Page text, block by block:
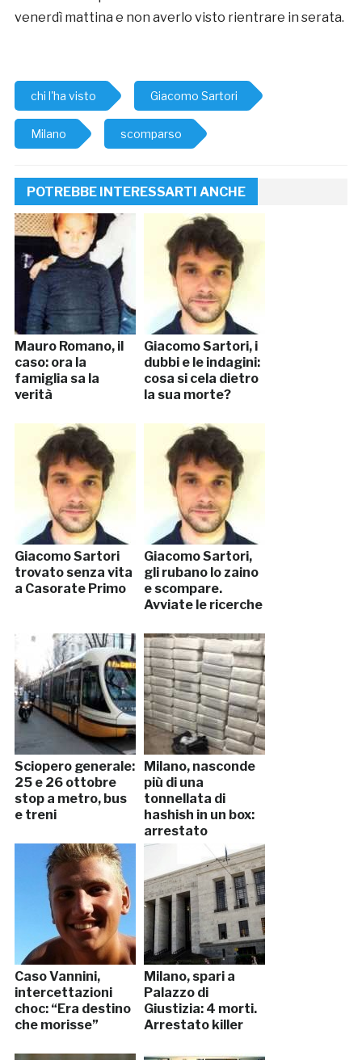
venerdì mattina e non averlo visto rientrare in serata.
chi l'ha visto Giacomo Sartori
Milano scomparso
POTREBBE INTERESSARTI ANCHE
Mauro Romano, il
caso: ora la
famiglia sa la
verità
Giacomo Sartori, i
dubbi e le indagini:
cosa si cela dietro
la sua morte?
Giacomo Sartori
trovato senza vita
a Casorate Primo
Giacomo Sartori,
gli rubano lo zaino
e scompare.
Avviate le ricerche
Sciopero generale:
25 e 26 ottobre
stop a metro, bus
e treni
Milano, nasconde
più di una
tonnellata di
hashish in un box:
arrestato
Caso Vannini,
intercettazioni
choc: “Era destino
che morisse”
Milano, spari a
Palazzo di
Giustizia: 4 morti.
Arrestato killer